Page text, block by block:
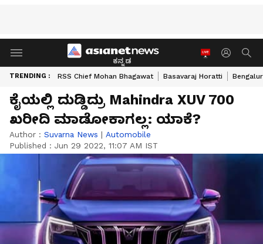
ಕನ್ನಡ
TRENDING : RSS Chief Mohan Bhagawat Basavaraj Horatti
ಕೈಯಲ್ಲಿ ದುಡ್ಡಿದ್ರು Mahindra XUV 700
ಖರೀದಿ ಮಾಡೋಕಾಗಲ್ಲ: ಯಾಕೆ?
Author : Suvarna News | Automobile
Published : Jun 29 2022, 11:07 AM IST